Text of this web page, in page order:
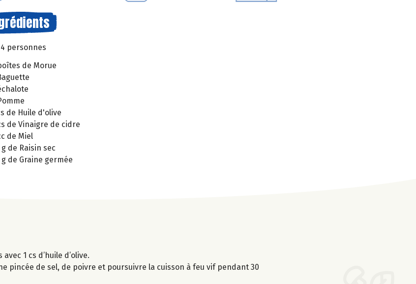
personnes
de Morue
de Huile d'olive
de Vinaigre de cidre
de Miel
g de Raisin sec
g de Graine germée
1 cs d’huile d’olive.
pincée de sel, de poivre et poursuivre la cuisson à feu vif pendant 30